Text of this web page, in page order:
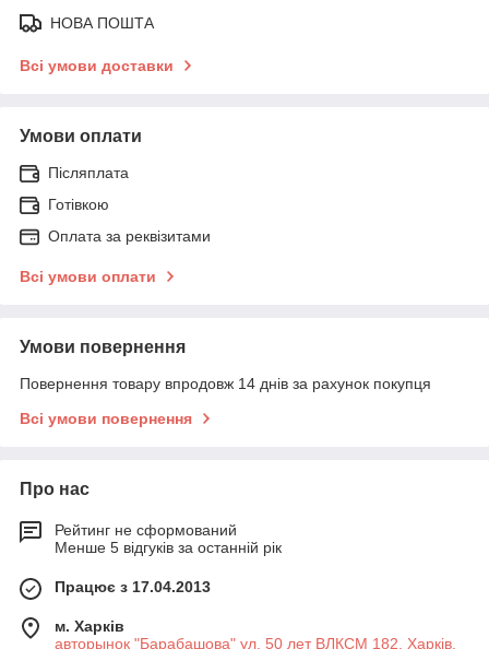
НОВА ПОШТА
Всі умови доставки
Умови оплати
Післяплата
Готівкою
Оплата за реквізитами
Всі умови оплати
Умови повернення
Повернення товару впродовж 14 днів за рахунок покупця
Всі умови повернення
Про нас
Рейтинг не сформований
Менше 5 відгуків за останній рік
Працює з 17.04.2013
м. Харків
авторынок "Барабашова" ул. 50 лет ВЛКСМ 182, Харків,